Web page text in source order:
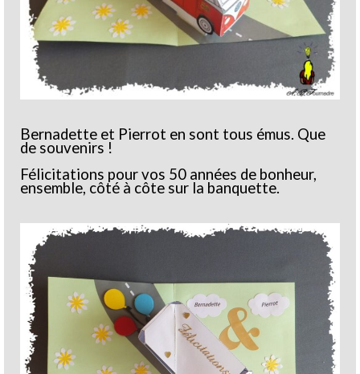
Bernadette et Pierrot en sont tous émus. Que
de souvenirs !
Félicitations pour vos 50 années de bonheur,
ensemble, côté à côte sur la banquette.